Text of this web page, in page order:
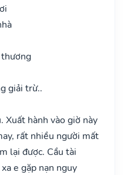
giải trừ..
hành vào giờ này
rất nhiều người mất
lại được. Cầu tài
e gặp nạn nguy